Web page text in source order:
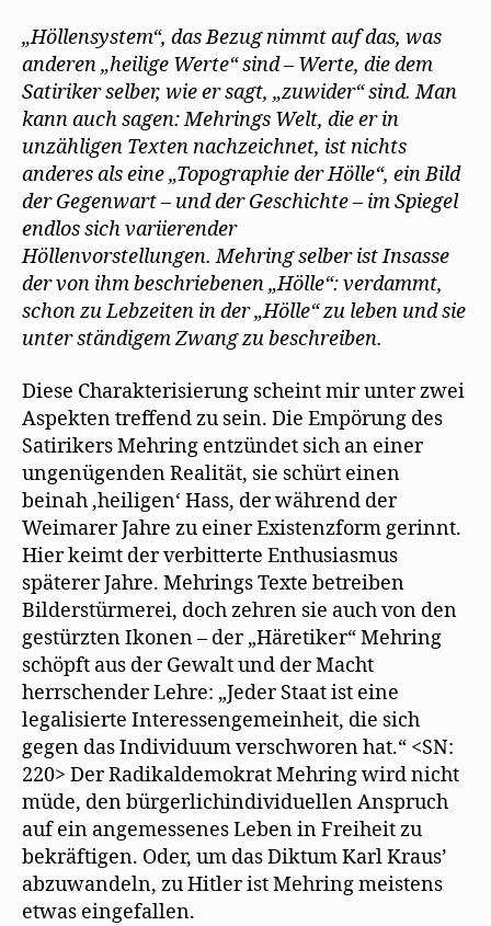
„Höllensystem“, das Bezug nimmt auf das, was
anderen „heilige Werte“ sind – Werte, die dem
Satiriker selber, wie er sagt, „zuwider“ sind. Man
kann auch sagen: Mehrings Welt, die er in
unzähligen Texten nachzeichnet, ist nichts
anderes als eine „Topographie der Hölle“, ein Bild
der Gegenwart – und der Geschichte – im Spiegel
endlos sich variierender
Höllenvorstellungen. Mehring selber ist Insasse
der von ihm beschriebenen „Hölle“: verdammt,
schon zu Lebzeiten in der „Hölle“ zu leben und sie
unter ständigem Zwang zu beschreiben.
Diese Charakterisierung scheint mir unter zwei
Aspekten treffend zu sein. Die Empörung des
Satirikers Mehring entzündet sich an einer
ungenügenden Realität, sie schürt einen
beinah ,heiligen‘ Hass, der während der
Weimarer Jahre zu einer Existenzform gerinnt.
Hier keimt der verbitterte Enthusiasmus
späterer Jahre. Mehrings Texte betreiben
Bilderstürmerei, doch zehren sie auch von den
gestürzten Ikonen – der „Häretiker“ Mehring
schöpft aus der Gewalt und der Macht
herrschender Lehre: „Jeder Staat ist eine
legalisierte Interessengemeinheit, die sich
gegen das Individuum verschworen hat.“ <SN:
220> Der Radikaldemokrat Mehring wird nicht
müde, den bürgerlichindividuellen Anspruch
auf ein angemessenes Leben in Freiheit zu
bekräftigen. Oder, um das Diktum Karl Kraus’
abzuwandeln, zu Hitler ist Mehring meistens
etwas eingefallen.